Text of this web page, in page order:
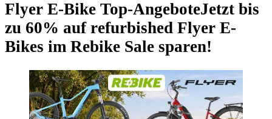
Flyer E-Bike Top-AngeboteJetzt bis
zu 60% auf refurbished Flyer E-
Bikes im Rebike Sale sparen!